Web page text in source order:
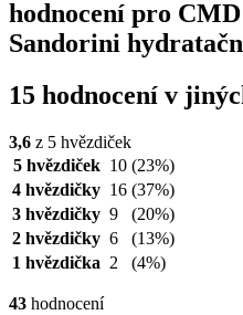
hodnocení pro
Sandorini
15 hodnocení v
3,6 z 5 hvězdiček
5 hvězdiček 10 (23%)
4 hvězdičky 16 (37%)
3 hvězdičky 9
(20%)
2 hvězdičky 6
(13%)
1 hvězdička 2 (4%)
43 hodnocení